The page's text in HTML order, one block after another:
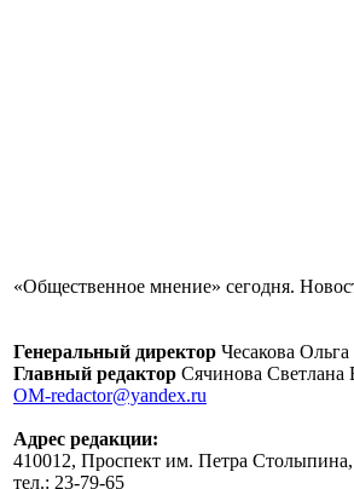
«Общественное мнение» сегодня.
Генеральный директор Чесакова
Главный редактор Сячинова Светлана
OM-redactor@yandex.ru
Адрес редакции:
410012, Проспект им. Петра
тел.: 23-79-65